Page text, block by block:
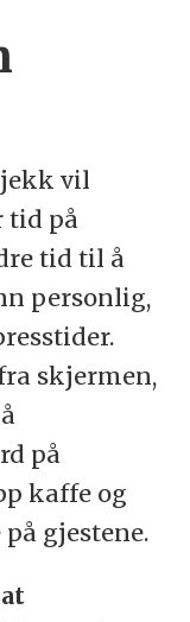
vil
tid på
tid til å
personlig,
skjermen,
på
kaffe og
gjestene.